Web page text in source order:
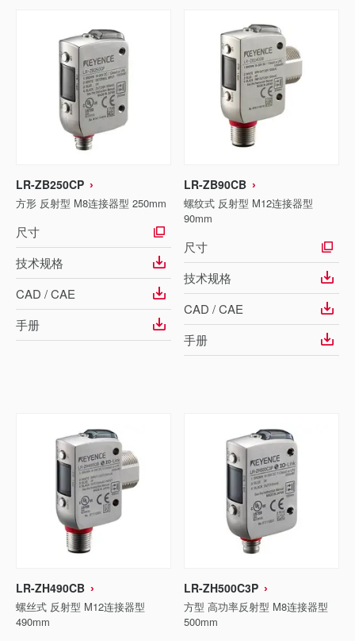
LR-ZB250CP
方形 反射型 M8连接器型 250mm
尺寸
技术规格
CAD / CAE
手册
LR-ZB90CB
螺纹式 反射型 M12连接器型
90mm
尺寸
技术规格
CAD / CAE
手册
LR-ZH490CB
螺丝式 反射型 M12连接器型
490mm
LR-ZH500C3P
方型 高功率反射型 M8连接器型
500mm